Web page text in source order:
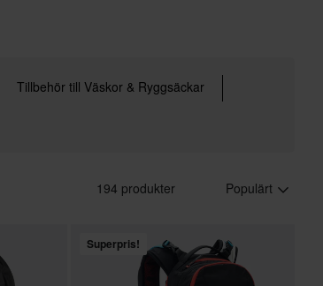
Tillbehör till Väskor & Ryggsäckar
194 produkter Populärt
Superpris!